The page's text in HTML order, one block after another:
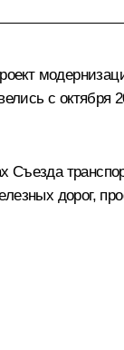
с октября
дорог,